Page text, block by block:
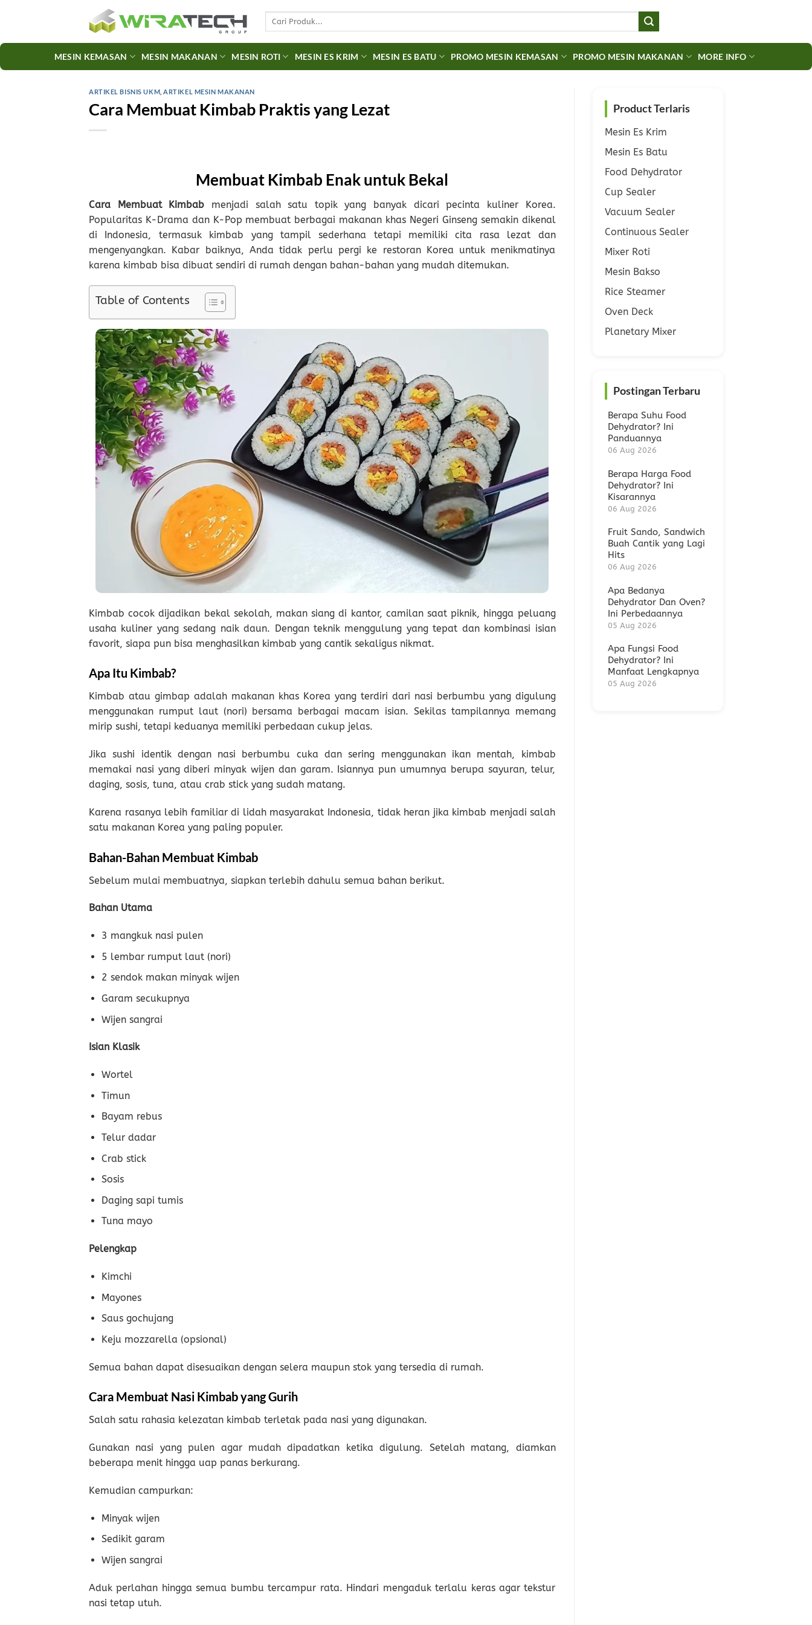
Search
MESIN KEMASAN MESIN MAKANAN MESIN ROTI MESIN ES KRIM MESIN ES BATU PROMO MESIN KEMASAN PROMO MESIN MAKANAN MORE INFO
ARTIKEL BISNIS UKM ,ARTIKEL MESIN MAKANAN
Cara Membuat Kimbab Praktis yang Lezat
Membuat Kimbab Enak untuk Bekal
Cara Membuat Kimbab menjadi salah satu topik yang banyak dicari pecinta kuliner Korea.
Popularitas K-Drama dan K-Pop membuat berbagai makanan khas Negeri Ginseng semakin dikenal
di Indonesia, termasuk kimbab yang tampil sederhana tetapi memiliki cita rasa lezat dan
mengenyangkan. Kabar baiknya, Anda tidak perlu pergi ke restoran Korea untuk menikmatinya
karena kimbab bisa dibuat sendiri di rumah dengan bahan-bahan yang mudah ditemukan.
Table of Contents
Kimbab cocok dijadikan bekal sekolah, makan siang di kantor, camilan saat piknik, hingga peluang
usaha kuliner yang sedang naik daun. Dengan teknik menggulung yang tepat dan kombinasi isian
favorit, siapa pun bisa menghasilkan kimbab yang cantik sekaligus nikmat.
Apa Itu Kimbab?
Kimbab atau gimbap adalah makanan khas Korea yang terdiri dari nasi berbumbu yang digulung
menggunakan rumput laut (nori) bersama berbagai macam isian. Sekilas tampilannya memang
mirip sushi, tetapi keduanya memiliki perbedaan cukup jelas.
Jika sushi identik dengan nasi berbumbu cuka dan sering menggunakan ikan mentah, kimbab
memakai nasi yang diberi minyak wijen dan garam. Isiannya pun umumnya berupa sayuran, telur,
daging, sosis, tuna, atau crab stick yang sudah matang.
Karena rasanya lebih familiar di lidah masyarakat Indonesia, tidak heran jika kimbab menjadi salah
satu makanan Korea yang paling populer.
Bahan-Bahan Membuat Kimbab
Sebelum mulai membuatnya, siapkan terlebih dahulu semua bahan berikut.
Bahan Utama
3 mangkuk nasi pulen
5 lembar rumput laut (nori)
2 sendok makan minyak wijen
Garam secukupnya
Wijen sangrai
Isian Klasik
Wortel
Timun
Bayam rebus
Telur dadar
Crab stick
Sosis
Daging sapi tumis
Tuna mayo
Pelengkap
Kimchi
Mayones
Saus gochujang
Keju mozzarella (opsional)
Semua bahan dapat disesuaikan dengan selera maupun stok yang tersedia di rumah.
Cara Membuat Nasi Kimbab yang Gurih
Salah satu rahasia kelezatan kimbab terletak pada nasi yang digunakan.
Gunakan nasi yang pulen agar mudah dipadatkan ketika digulung. Setelah matang, diamkan
beberapa menit hingga uap panas berkurang.
Kemudian campurkan:
Minyak wijen
Sedikit garam
Wijen sangrai
Aduk perlahan hingga semua bumbu tercampur rata. Hindari mengaduk terlalu keras agar tekstur
nasi tetap utuh.
Product Terlaris
Mesin Es Krim
Mesin Es Batu
Food Dehydrator
Cup Sealer
Vacuum Sealer
Continuous Sealer
Mixer Roti
Mesin Bakso
Rice Steamer
Oven Deck
Planetary Mixer
Postingan Terbaru
Berapa Suhu Food
Dehydrator? Ini
Panduannya
06 Aug 2026
Berapa Harga Food
Dehydrator? Ini
Kisarannya
06 Aug 2026
Fruit Sando, Sandwich
Buah Cantik yang Lagi
Hits
06 Aug 2026
Apa Bedanya
Dehydrator Dan Oven?
Ini Perbedaannya
05 Aug 2026
Apa Fungsi Food
Dehydrator? Ini
Manfaat Lengkapnya
05 Aug 2026